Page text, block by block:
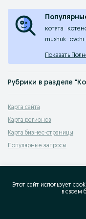
котята
mushuk
ovchi
Показать
Рубрики в разделе
Абиссинская,
Продажа кошек на доске
Карта сайта
Карта регионов
Карта бизнес-страницы
Популярные запросы
Этот сайт использует
в своeм